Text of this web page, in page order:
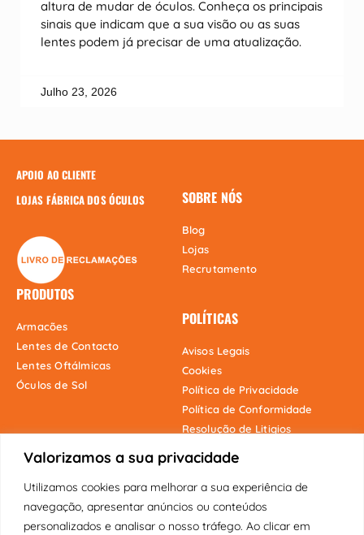
Valorizamos a sua privacidade
Utilizamos cookies para melhorar a sua experiência de
navegação, apresentar anúncios ou conteúdos
personalizados e analisar o nosso tráfego. Ao clicar em
altura de mudar de óculos. Conheça os principais
sinais que indicam que a sua visão ou as suas
lentes podem já precisar de uma atualização.
Julho 23, 2026
APOIO AO CLIENTE
LOJAS FÁBRICA DOS ÓCULOS
SOBRE NÓS
Blog
Lojas
Recrutamento
PRODUTOS
Armacões
Lentes de Contacto
Lentes Oftálmicas
Óculos de Sol
POLÍTICAS
Avisos Legais
Cookies
Política de Privacidade
Política de Conformidade
Resolução de Litigios
Onde estamos